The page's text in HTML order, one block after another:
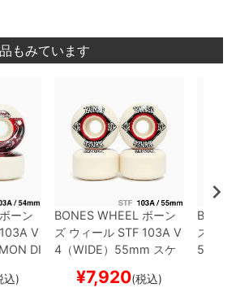
もみています
ボーン
V
DI
込)
BONES WHEEL ボーン
ズ ウィール STF 103A V
4（WIDE） 55mm スケ
¥7,920(税込)
ズ
5